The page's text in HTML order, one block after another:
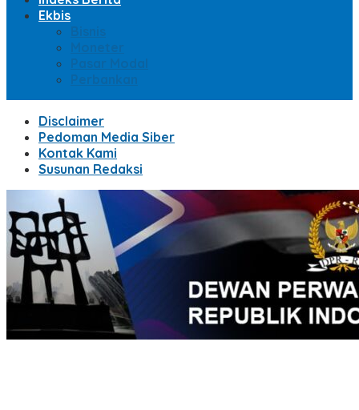
Ekbis
Bisnis
Moneter
Pasar Modal
Perbankan
Disclaimer
Pedoman Media Siber
Kontak Kami
Susunan Redaksi